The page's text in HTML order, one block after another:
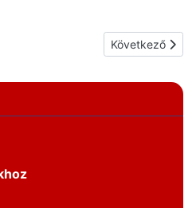
igényű tanulók jogainakKövetkező
Következő